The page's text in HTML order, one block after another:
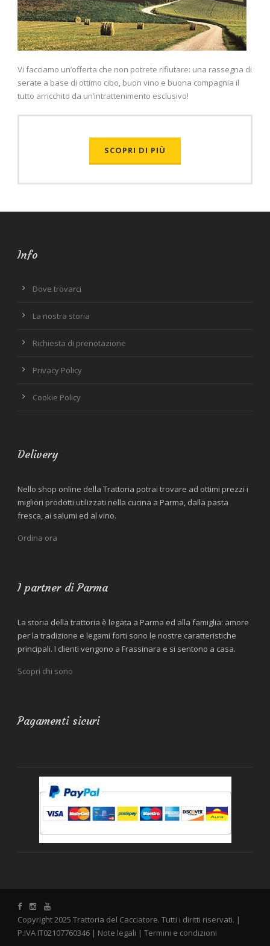
Vi facciamo un’offerta che non potrete rifiutare: una rassegna di
serate a base di ottimo cibo, buon vino e buona compagnia il
tutto arricchito da un’intrattenimento esclusivo!
SCOPRI DI PIÙ
Info
Dove trovarci
La nostra storia
Richiesta di prenotazione
Privacy Policy
Cookie Policy
Delivery
Nello shop online della Trattoria potrai trovare ad ottimi prezzi i
migliori prodotti utilizzati nella cucina a Parma, dalla pasta
fresca, ai salumi ed al vino.
Ordina ora
I partner di Parma
La storia della trattoria è legata a Parma ed alla famiglia: amore
per la tradizione e legami forti sono le nostre caratteristiche
principali. I clienti vengono a Frassinara e si sentono a casa.
Scopri chi sono
Pagamenti sicuri
Copyright 2025 Trattoria del Cacciatore. Tutti i diritti riservati. |
P.IVA IT02107760346 | Note legali | Termini e condizioni